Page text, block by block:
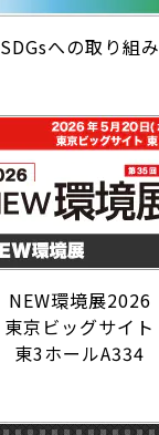
SDGsへの取り組み
NEW環境展2026
東京ビッグサイト
東3ホールA334